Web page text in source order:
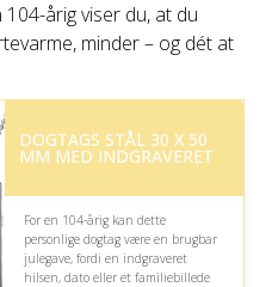
årig viser du, at du
minder – og dét at
DOGTAGS STÅL 30 X 50
MM MED INDGRAVERET
For en 104-årig kan dette
personlige dogtag være en brugbar
julegave, fordi en indgraveret
hilsen, dato eller et familiebillede